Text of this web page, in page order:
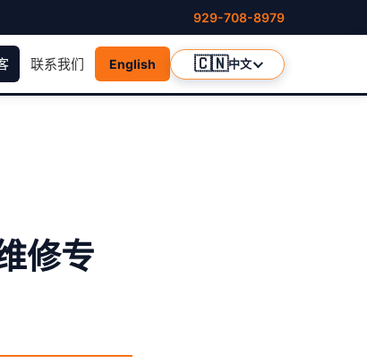
929-708-8979
联系我们 English 🇨🇳中文
修专